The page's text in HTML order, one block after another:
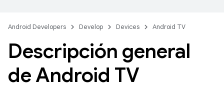
Android Developers Develop Devices Android TV
Descripción general
de Android TV